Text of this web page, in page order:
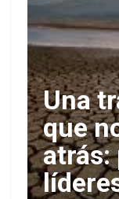
Una
que
atrás: